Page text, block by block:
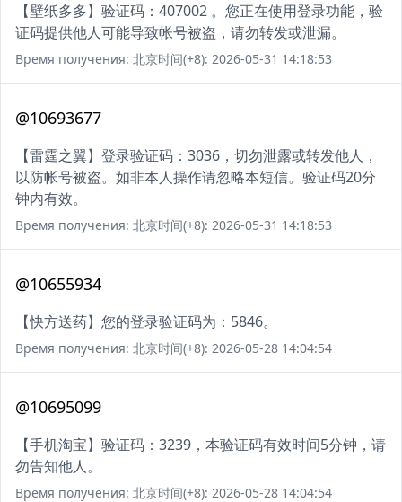
【壁纸多多】验证码：407002 。您正在使用登录功能，验
证码提供他人可能导致帐号被盗，请勿转发或泄漏。
Время получения: 北京时间(+8): 2026-05-31 14:18:53
@10693677
【雷霆之翼】登录验证码：3036，切勿泄露或转发他人，
以防帐号被盗。如非本人操作请忽略本短信。验证码20分
钟内有效。
Время получения: 北京时间(+8): 2026-05-31 14:18:53
@10655934
【快方送药】您的登录验证码为：5846。
Время получения: 北京时间(+8): 2026-05-28 14:04:54
@10695099
【手机淘宝】验证码：3239，本验证码有效时间5分钟，请
勿告知他人。
Время получения: 北京时间(+8): 2026-05-28 14:04:54